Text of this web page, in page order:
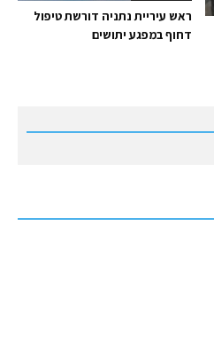
ראש עיריית נתניה דורשת טיפול
דחוף במפגע יתושים